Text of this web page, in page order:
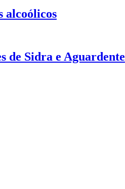
alcoólicos
de Sidra e Aguardente